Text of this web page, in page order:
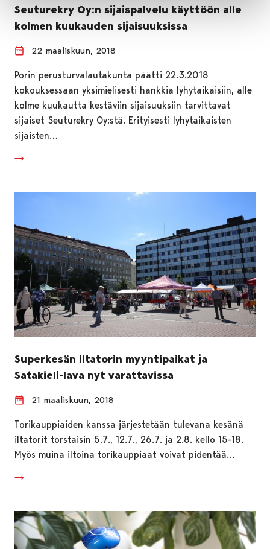
Seuturekry Oy:n sijaispalvelu käyttöön alle
kolmen kuukauden sijaisuuksissa
22 maaliskuun, 2018
Porin perusturvalautakunta päätti 22.3.2018
kokouksessaan yksimielisesti hankkia lyhytaikaisiin, alle
kolme kuukautta kestäviin sijaisuuksiin tarvittavat
sijaiset Seuturekry Oy:stä. Erityisesti lyhytaikaisten
sijaisten…
Superkesän iltatorin myyntipaikat ja
Satakieli-lava nyt varattavissa
21 maaliskuun, 2018
Torikauppiaiden kanssa järjestetään tulevana kesänä
iltatorit torstaisin 5.7., 12.7., 26.7. ja 2.8. kello 15-18.
Myös muina iltoina torikauppiaat voivat pidentää…